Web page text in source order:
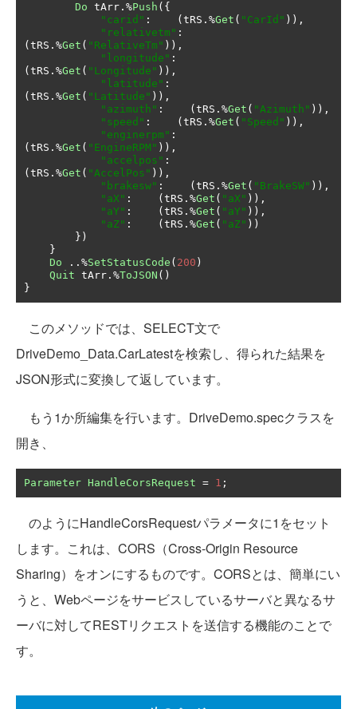
Do tArr .%Push ({
"carid" : ( tRS .%Get ( "CarId" )),
"relativetm" :
( tRS .%Get ( "RelativeTm" )),
"longitude" :
( tRS .%Get ( "Longitude" )),
"latitude" :
( tRS .%Get ( "Latitude" )),
"azimuth" : ( tRS .%Get ( "Azimuth" )),
"speed" : ( tRS .%Get ( "Speed" )),
"enginerpm" :
( tRS .%Get ( "EngineRPM" )),
"accelpos" :
( tRS .%Get ( "AccelPos" )),
"brakesw" : ( tRS .%Get ( "BrakeSW" )),
"aX" : ( tRS .%Get ( "aX" )),
"aY" : ( tRS .%Get ( "aY" )),
"aZ" : ( tRS .%Get ( "aZ" ))
})
}
Do
..%SetStatusCode ( 200 )
Quit tArr .%ToJSON ()
}
このメソッドでは、SELECT文で
DriveDemo_Data.CarLatestを検索し、得られた結果を
JSON形式に変換して返しています。
もう1か所編集を行います。DriveDemo.specクラスを
開き、
Parameter HandleCorsRequest = 1 ;
のようにHandleCorsRequestパラメータに1をセット
します。これは、CORS（Cross-Origin Resource
Sharing）をオンにするものです。CORSとは、簡単にい
うと、Webページをサービスしているサーバと異なるサ
ーバに対してRESTリクエストを送信する機能のことで
す。